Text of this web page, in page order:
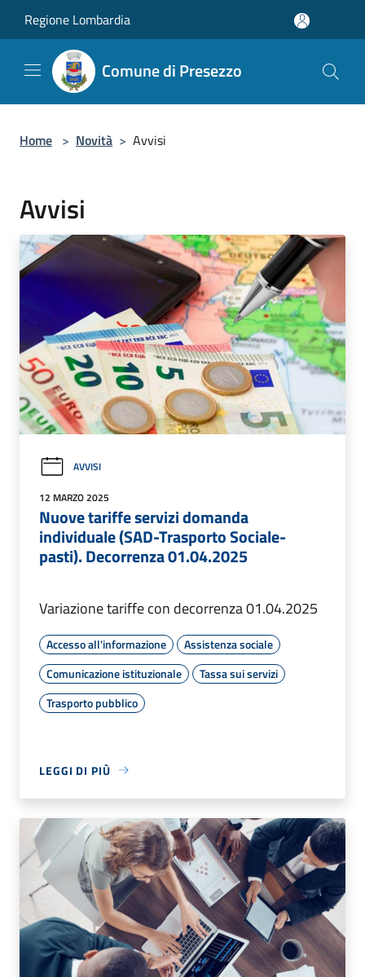
Regione Lombardia
Comune di Presezzo
Home > Novità > Avvisi
Avvisi
AVVISI
12 MARZO 2025
Nuove tariffe servizi domanda
individuale (SAD-Trasporto Sociale-
pasti). Decorrenza 01.04.2025
Variazione tariffe con decorrenza 01.04.2025
Accesso all'informazione
Assistenza sociale
Comunicazione istituzionale
Tassa sui servizi
Trasporto pubblico
LEGGI DI PIÙ